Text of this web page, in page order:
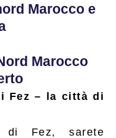
Marocco e
Marocco
Fez – la città di
di Fez, sarete